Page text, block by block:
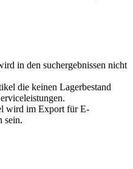
in den suchergebnissen nicht
die keinen Lagerbestand
.
wird im Export für E-
sein.